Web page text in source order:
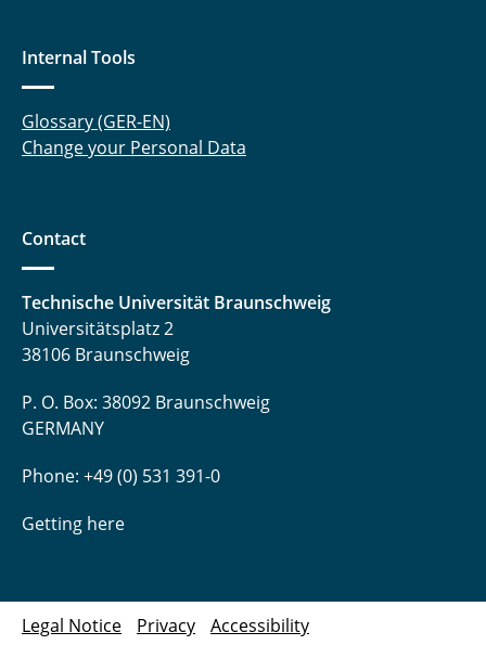
Internal Tools
Glossary (GER-EN)
Change your Personal Data
Contact
Technische Universität Braunschweig
Universitätsplatz 2
38106 Braunschweig
P. O. Box: 38092 Braunschweig
GERMANY
Phone: +49 (0) 531 391-0
Getting here
Legal Notice Privacy Accessibility